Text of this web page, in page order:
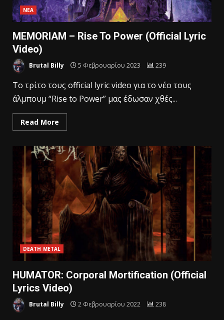
ΝΕΑ
MEMORIAM – Rise To Power (Official Lyric
Video)
Brutal Billy 5 Φεβρουαρίου 2023 239
Το τρίτο τους official lyric video για το νέο τους
άλμπουμ “Rise to Power” μας έδωσαν χθές...
Read More
DEATH METAL
HUMATOR: Corporal Mortification (Official
Lyrics Video)
Brutal Billy 2 Φεβρουαρίου 2022 238